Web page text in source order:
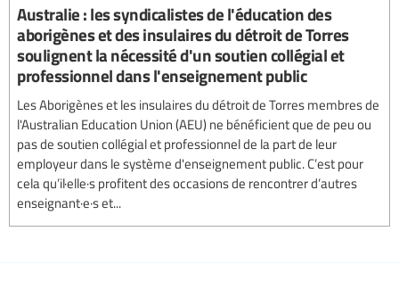
Australie : les syndicalistes de l'éducation des
aborigènes et des insulaires du détroit de Torres
soulignent la nécessité d'un soutien collégial et
professionnel dans l'enseignement public
Les Aborigènes et les insulaires du détroit de Torres membres de
l'Australian Education Union (AEU) ne bénéficient que de peu ou
pas de soutien collégial et professionnel de la part de leur
employeur dans le système d'enseignement public. C’est pour
cela qu’il·elle·s profitent des occasions de rencontrer d’autres
enseignant·e·s et...